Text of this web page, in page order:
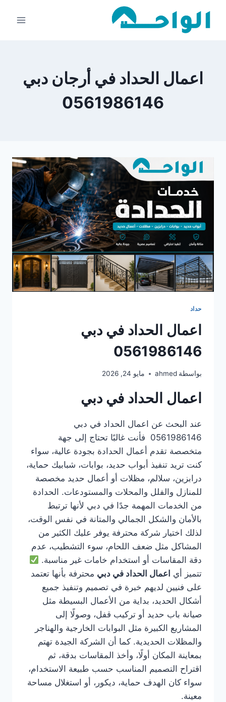
اعمال الحداد في أرجان دبي
0561986146
حداد
اعمال الحداد في دبي
0561986146
بواسطة ahmed مايو 24, 2026
اعمال الحداد في دبي
عند البحث عن اعمال الحداد في دبي
0561986146 فأنت غالبًا تحتاج إلى جهة
متخصصة تقدم أعمال الحدادة بجودة عالية، سواء
كنت تريد تنفيذ أبواب حديد، بوابات، شبابيك حماية،
درابزين، سلالم، مظلات أو أعمال حديد مخصصة
للمنازل والفلل والمحلات والمستودعات. الحدادة
من الخدمات المهمة جدًا في دبي لأنها ترتبط
بالأمان والشكل الجمالي والمتانة في نفس الوقت،
لذلك اختيار شركة محترفة يوفر عليك الكثير من
المشاكل مثل ضعف اللحام، سوء التشطيب، عدم
دقة المقاسات أو استخدام خامات غير مناسبة.
تتميز أي اعمال الحداد في دبي محترفة بأنها تعتمد
على فنيين لديهم خبرة في تصميم وتنفيذ جميع
أشكال الحديد، بداية من الأعمال البسيطة مثل
صيانة باب حديد أو تركيب قفل، وصولًا إلى
المشاريع الكبيرة مثل البوابات الخارجية والهناجر
والمظلات الحديدية. كما أن الشركة الجيدة تهتم
بمعاينة المكان أولًا، وأخذ المقاسات بدقة، ثم
اقتراح التصميم المناسب حسب طبيعة الاستخدام،
سواء كان الهدف حماية، ديكور، أو استغلال مساحة
معينة.